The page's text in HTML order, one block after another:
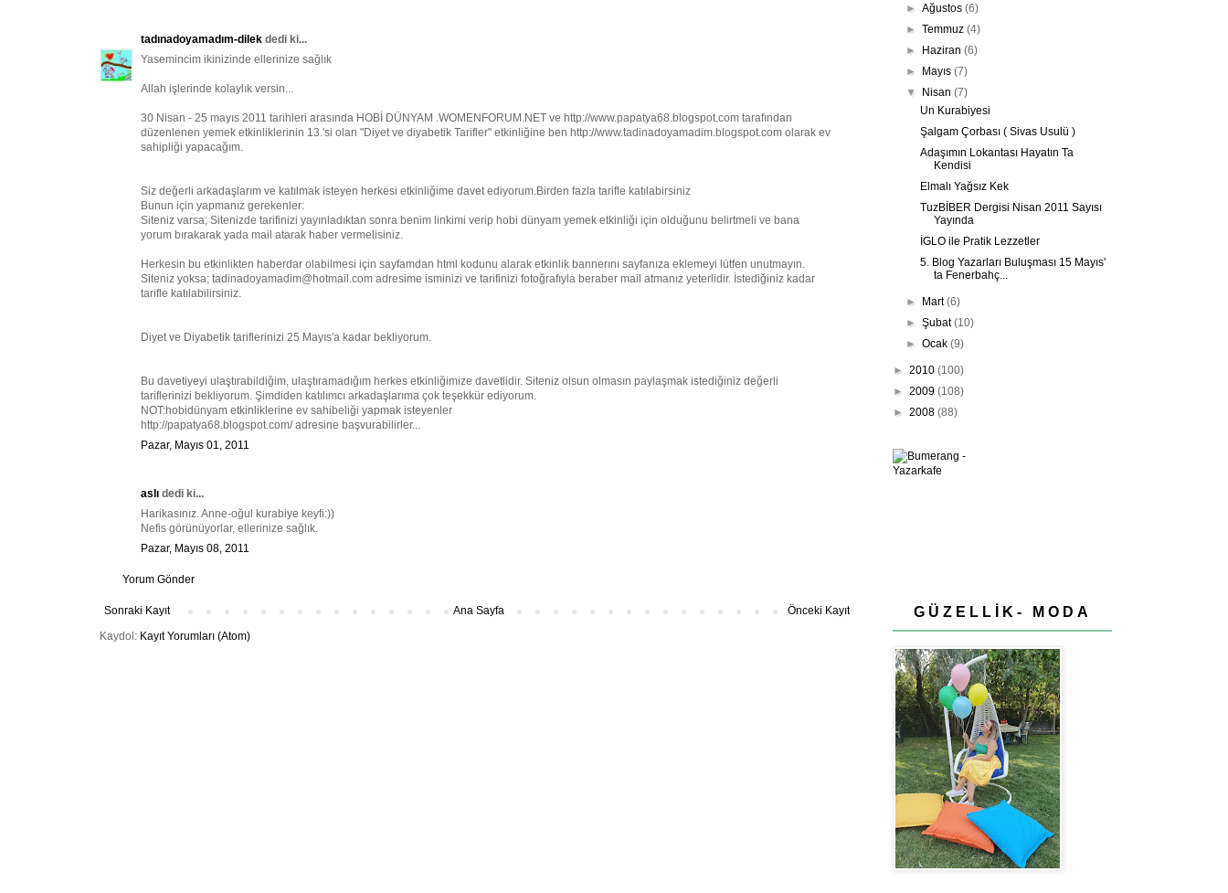
tadınadoyamadım-dilek dedi ki...
Yasemincim ikinizinde ellerinize sağlık
Allah işlerinde kolaylık versin...
30 Nisan - 25 mayıs 2011 tarihleri arasında HOBİ DÜNYAM .WOMENFORUM.NET ve http://www.papatya68.blogspot.com tarafından
düzenlenen yemek etkinliklerinin 13.'si olan "Diyet ve diyabetik Tarifler" etkinliğine ben http://www.tadinadoyamadim.blogspot.com olarak ev
sahipliği yapacağım.
Siz değerli arkadaşlarım ve katılmak isteyen herkesi etkinliğime davet ediyorum.Birden fazla tarifle katılabirsiniz
Bunun için yapmanız gerekenler:
Siteniz varsa; Sitenizde tarifinizi yayınladıktan sonra benim linkimi verip hobi dünyam yemek etkinliği için olduğunu belirtmeli ve bana
yorum bırakarak yada mail atarak haber vermelisiniz.
Herkesin bu etkinlikten haberdar olabilmesi için sayfamdan html kodunu alarak etkinlik bannerını sayfanıza eklemeyi lütfen unutmayın.
Siteniz yoksa; tadinadoyamadim@hotmail.com adresime isminizi ve tarifinizi fotoğrafıyla beraber mail atmanız yeterlidir. İstediğiniz kadar
tarifle katılabilirsiniz.
Diyet ve Diyabetik tariflerinizi 25 Mayıs'a kadar bekliyorum.
Bu davetiyeyi ulaştırabildiğim, ulaştıramadığım herkes etkinliğimize davetlidir. Siteniz olsun olmasın paylaşmak istediğiniz değerli
tariflerinizi bekliyorum. Şimdiden katılımcı arkadaşlarıma çok teşekkür ediyorum.
NOT:hobidünyam etkinliklerine ev sahibeliği yapmak isteyenler
http://papatya68.blogspot.com/ adresine başvurabilirler...
Pazar, Mayıs 01, 2011
aslı dedi ki...
Harikasınız. Anne-oğul kurabiye keyfi:))
Nefis görünüyorlar, ellerinize sağlık.
Pazar, Mayıs 08, 2011
Yorum Gönder
Sonraki Kayıt Önceki Kayıt
Ana Sayfa
Kaydol: Kayıt Yorumları (Atom)
►Ağustos(6)
►Temmuz(4)
► Haziran(6)
► Mayıs(7)
▼ Nisan(7)
Un Kurabiyesi
Şalgam Çorbası ( Sivas Usulü )
Adaşımın Lokantası Hayatın Ta
Kendisi
Elmalı Yağsız Kek
TuzBİBER Dergisi Nisan 2011 Sayısı
Yayında
İGLO ile Pratik Lezzetler
5. Blog Yazarları Buluşması 15 Mayıs'
ta Fenerbahç...
► Mart(6)
►Şubat(10)
►Ocak(9)
► 2010 (100)
► 2009 (108)
► 2008 (88)
GÜZELLİK- MODA